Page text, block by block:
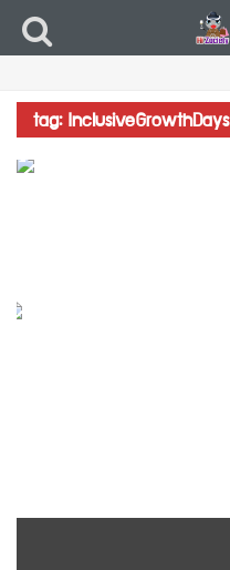
tag: InclusiveGrowthDays